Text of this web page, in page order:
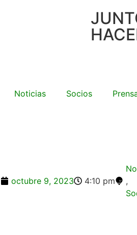
Noticias Socios
octubre 9, 2023 4:10 pm
,